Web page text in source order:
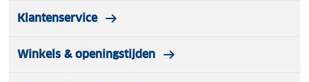
Klantenservice
Winkels & openingstijden